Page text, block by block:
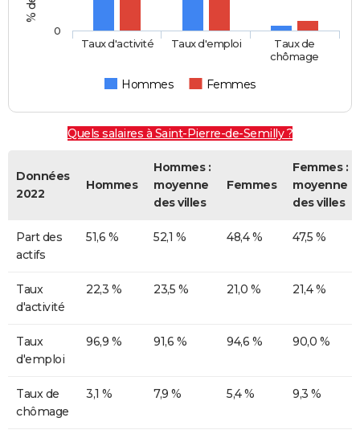
Hommes Femmes
Taux d'activité Taux d'emploi
Taux de
chômage
0
Quels salaires à Saint-Pierre-de-Semilly ?
Données
2022
Hommes
Hommes :
moyenne
des villes
Femmes
Femmes :
moyenne
des villes
Part des
actifs
51,6 % 52,1 % 48,4 % 47,5 %
Taux
d'activité
22,3 % 23,5 % 21,0 % 21,4 %
Taux
d'emploi
96,9 % 91,6 % 94,6 % 90,0 %
Taux de
chômage
3,1 % 7,9 % 5,4 % 9,3 %